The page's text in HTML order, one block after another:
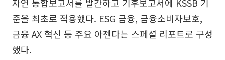
자연 통합보고서를 발간하고 기후보고서에 KSSB 기
준을 최초로 적용했다. ESG 금융, 금융소비자보호,
금융 AX 혁신 등 주요 아젠다는 스페셜 리포트로 구성
했다.